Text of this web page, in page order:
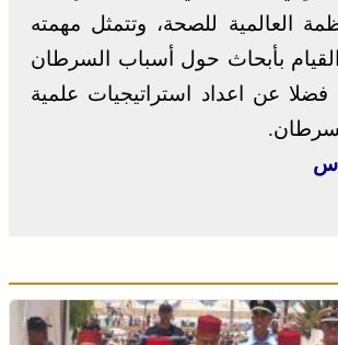
العالمية للصحة، وتتمثل مهمته
بأبحاث حول أسباب السرطان
فضلا عن اعداد استراتيجيات علمية